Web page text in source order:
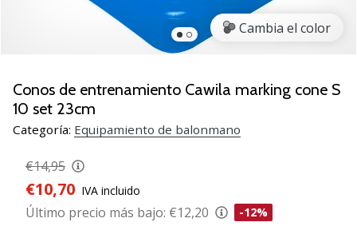
Accelerate
NITRO
SQD
5!
las
actualizaciones
técnicas
Cambia el color
Conos de entrenamiento Cawila marking cone S
10 set 23cm
Categoría: Equipamiento de balonmano
€14,95
€10,70 IVA incluido
Último precio más bajo: €12,20 -12%